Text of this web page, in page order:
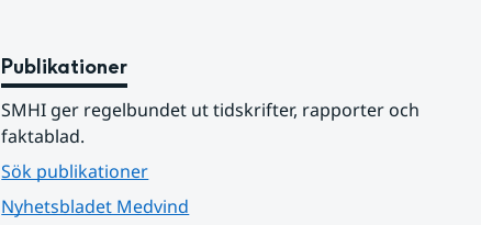
Publikationer
SMHI ger regelbundet ut tidskrifter, rapporter och
faktablad.
Sök publikationer
Nyhetsbladet Medvind